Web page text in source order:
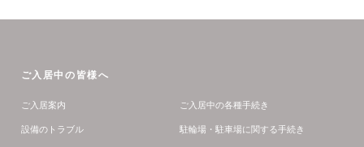
ご入居中の皆様へ
ご入居案内 ご入居中の各種手続き
設備のトラブル 駐輪場・駐車場に関する手続き